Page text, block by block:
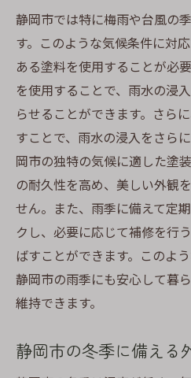
静岡市では特に梅雨や台風の
す。このような気候条件に対
ある塗料を使用することが必
を使用することで、雨水の浸
らせることができます。さら
すことで、雨水の浸入をさら
岡市の独特の気候に適した塗
の耐久性を高め、美しい外観
せん。また、雨季に備えて定
クし、必要に応じて補修を行
ばすことができます。このよ
静岡市の雨季にも安心して暮
維持できます。
静岡市の冬季に備える